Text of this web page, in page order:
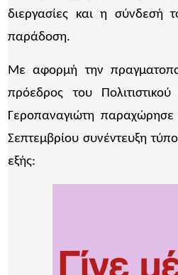
διεργασίες και η σύνδεσή
παράδοση.
Με αφορμή την
πρόεδρος του
Γεροπαναγιώτη
Σεπτεμβρίου συνέντευξη
εξής: